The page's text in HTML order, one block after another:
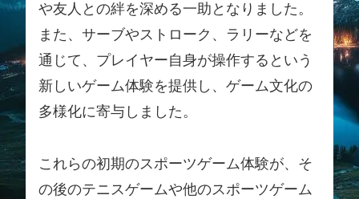
や友人との絆を深める一助となりました。
また、サーブやストローク、ラリーなどを
通じて、プレイヤー自身が操作するという
新しいゲーム体験を提供し、ゲーム文化の
多様化に寄与しました。
これらの初期のスポーツゲーム体験が、そ
の後のテニスゲームや他のスポーツゲーム